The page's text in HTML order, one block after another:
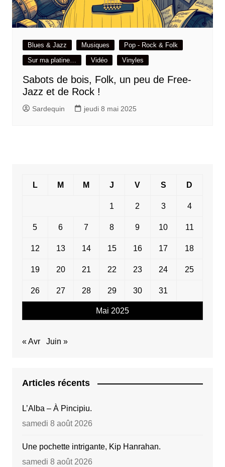
Blues & Jazz Musiques
Pop - Rock & Folk
Sur ma platine…
Vidéo Vinyles
Sabots de bois, Folk, un peu de Free-
Jazz et de Rock !
Sardequin jeudi 8 mai 2025
Mai 2025
L M M J V S D
1 2 3 4
5 6 7 8 9 10 11
12 13 14 15 16 17 18
19 20 21 22 23 24 25
26 27 28 29 30 31
« Avr Juin »
Articles récents
L’Alba – À Pincipiu.
samedi 8 août 2026
Une pochette intrigante, Kip Hanrahan.
samedi 8 août 2026